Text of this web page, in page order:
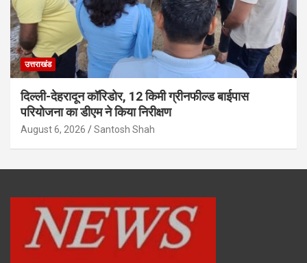
उत्तराखंड
दिल्ली-देहरादून कॉरिडोर, 12 किमी ग्रीनफील्ड बाईपास
परियोजना का डीएम ने किया निरीक्षण
August 6, 2026 Santosh Shah